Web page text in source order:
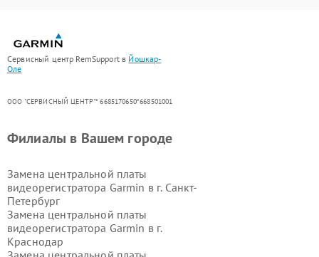
Сервисный центр RemSupport в Йошкар-
Оле
ООО "СЕРВИСНЫЙ ЦЕНТР"* 6685170650*668501001
Филиалы в Вашем городе
Замена центральной платы
видеорегистратора Garmin в г. Санкт-
Петербург
Замена центральной платы
видеорегистратора Garmin в г.
Краснодар